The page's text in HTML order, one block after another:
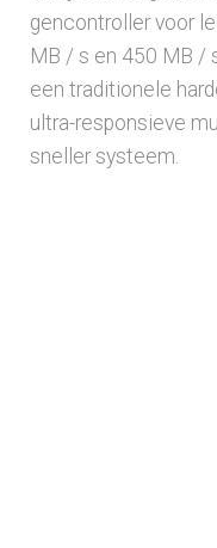
gencontroller voor
MB / s en 450 MB /
een traditionele
ultra-responsieve
sneller systeem.